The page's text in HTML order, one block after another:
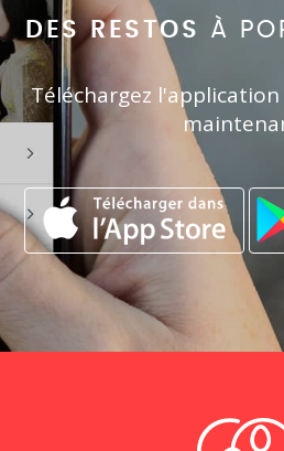
DES RESTOS À
Téléchargez